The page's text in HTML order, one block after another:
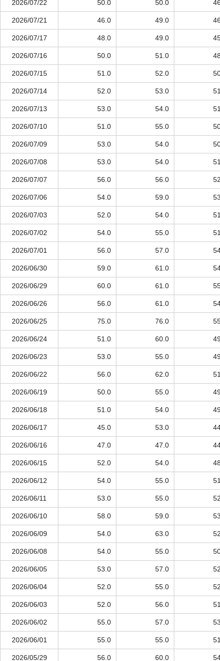
2026/07/22 50.0 50.0
2026/07/21 46.0 49.0
2026/07/17 48.0 49.0
2026/07/16 50.0 51.0
2026/07/15 51.0 52.0
2026/07/14 52.0 53.0
2026/07/13 53.0 54.0
2026/07/10 51.0 55.0
2026/07/09 53.0 54.0
2026/07/08 53.0 54.0
2026/07/07 56.0 56.0
2026/07/06 54.0 59.0
2026/07/03 52.0 54.0
2026/07/02 54.0 55.0
2026/07/01 56.0 57.0
2026/06/30 59.0 61.0
2026/06/29 60.0 61.0
2026/06/26 56.0 61.0
2026/06/25 75.0 76.0
2026/06/24 51.0 60.0
2026/06/23 53.0 55.0
2026/06/22 56.0 62.0
2026/06/19 50.0 55.0
2026/06/18 51.0 54.0
2026/06/17 45.0 53.0
2026/06/16 47.0 47.0
2026/06/15 52.0 54.0
2026/06/12 54.0 55.0
2026/06/11 53.0 55.0
2026/06/10 58.0 59.0
2026/06/09 54.0 63.0
2026/06/08 54.0 55.0
2026/06/05 53.0 57.0
2026/06/04 52.0 55.0
2026/06/03 52.0 56.0
2026/06/02 55.0 57.0
2026/06/01 55.0 55.0
2026/05/29 56.0 60.0